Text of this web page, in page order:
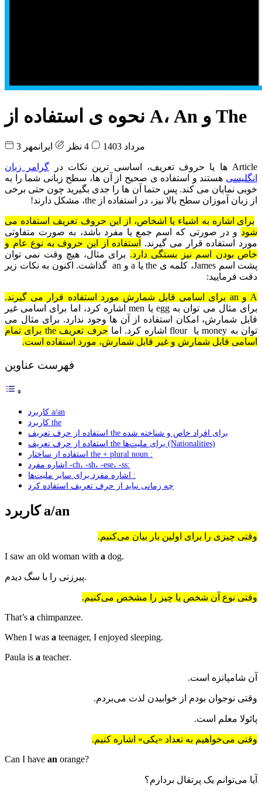
نحوه ی استفاده از A، An و The
3 مرداد 1403 ایرانمهر
Article ها یا حروف تعریف، اساسی ترین نکات در
گرامر زبان
انگلیسی هستند و استفاده ی صحیح از آن ها، سطح زبانی شما را به
خوبی نمایان می کند. پس حتما آن ها را جدی بگیرید چون حتی برخی
از زبان آموزان سطح بالا نیز، در استفاده از the، مشکل دارند!
برای اشاره به اشیاء یا اشخاص، از این حروف تعریف استفاده می
شود و در صورتی که اسم جمع یا مفرد باشد، به صورت متفاوتی
مورد استفاده قرار می گیرند.
استفاده از این حروف به نوع عام و
خاص بودن اسم نیز بستگی دارد. برای مثال، هیچ وقت نمی توان
پشت اسم James، کلمه ی the یا a و an گذاشت. اکنون به نکات زیر
دقت فرمایید:
A و an برای اسامی قابل شمارش مورد استفاده قرار می گیرند.
برای مثال می توان به egg یا men اشاره کرد، اما برای اسامی غیر
قابل شمارش، امکان استفاده از آن ها وجود ندارد. برای مثال می
توان به money یا flour اشاره کرد. اما
حرف تعریف the برای تمام
اسامی قابل شمارش و غیر قابل شمارش، مورد استفاده است.
فهرست عناوین
کاربرد a/an
کاربرد the
استفاده از حرف تعریف the برای افراد خاص و شناخته شده
استفاده از حرف تعریف the برای ملیت‌ها (Nationalities)
استفاده از ساختار the + plural noun :
اشاره مفرد -ch، -sh، -ese، -ss:
اشاره مفرد برای سایر ملیت‌ها :
چه زمانی نباید از حرف تعریف استفاده کرد
کاربرد a/an
وقتی چیزی را برای اولین بار بیان می‌کنیم.
.I saw an old woman with
a dog
پیرزنی را با سگ دیدم.
وقتی نوع آن شخص یا چیز را مشخص می‌کنیم.
.That’s
a chimpanzee
.When I was
a teenager, I enjoyed sleeping
.Paula is
a teacher
آن شامپانزه است.
وقتی نوجوان بودم از خوابیدن لذت می‌بردم.
پائولا معلم است.
وقتی می‌خواهیم به تعداد «یکی» اشاره کنیم.
?Can I have
an orange
آیا می‌توانم یک پرتقال بردارم؟